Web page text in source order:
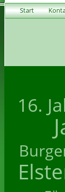
Start
16.